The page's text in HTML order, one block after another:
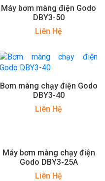
Máy bơm màng điện Godo
DBY3-50
Liên Hệ
Bơm màng chạy điện Godo
DBY3-40
Liên Hệ
Máy bơm màng chạy điện
Godo DBY3-25A
Liên Hệ